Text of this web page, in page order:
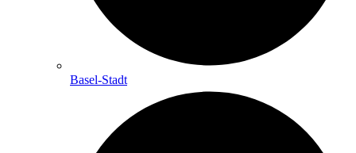
Basel-Stadt